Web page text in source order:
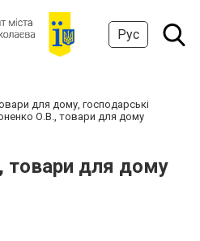
Рус
для дому, господарські
О.В., товари для дому
товари для дому